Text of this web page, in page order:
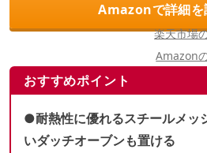
Amazonで詳細を
おすすめポイント
●耐熱性に優れるスチールメッ
いダッチオーブンも置ける
楽天市場
Amazon